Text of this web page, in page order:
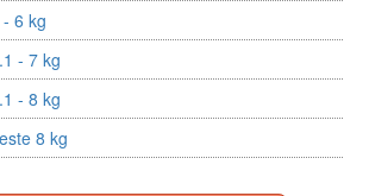
6 kg
- 7 kg
- 8 kg
8 kg